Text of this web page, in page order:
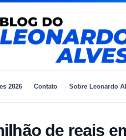
2026 Contato Sobre Leonardo
de reais